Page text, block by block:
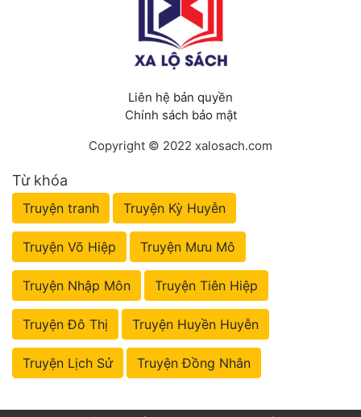
Liên hệ bản quyền
Chính sách bảo mật
Copyright © 2022 xalosach.com
Từ khóa
Truyện tranh Truyện Kỳ Huyễn
Truyện Võ Hiệp Truyện Mưu Mô
Truyện Nhập Môn Truyện Tiên Hiệp
Truyện Đô Thị Truyện Huyền Huyễn
Truyện Lịch Sử Truyện Đồng Nhân